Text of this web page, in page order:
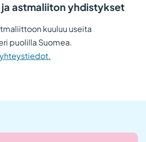
astmaliiton yhdistykset
kuuluu useita
puolilla Suomea.